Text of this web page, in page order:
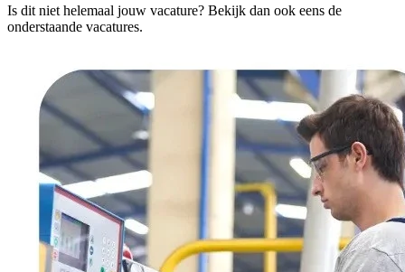
Is dit niet helemaal jouw vacature? Bekijk dan ook eens de
onderstaande vacatures.